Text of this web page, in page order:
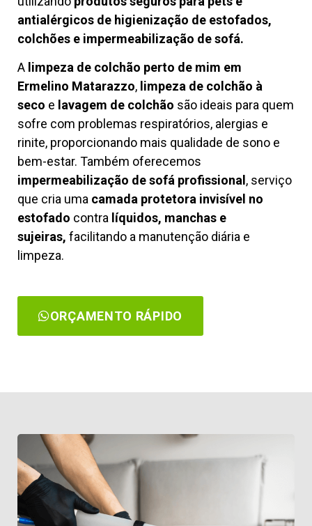
antialérgicos de higienização de estofados,
colchões e impermeabilização de sofá.
A limpeza de colchão perto de mim em
Ermelino Matarazzo, limpeza de colchão à
seco e lavagem de colchão são ideais para quem
sofre com problemas respiratórios, alergias e
rinite, proporcionando mais qualidade de sono e
bem-estar. Também oferecemos
impermeabilização de sofá profissional , serviço
que cria uma camada protetora invisível no
estofado contra líquidos, manchas e
sujeiras, facilitando a manutenção diária e
limpeza.
ORÇAMENTO RÁPIDO